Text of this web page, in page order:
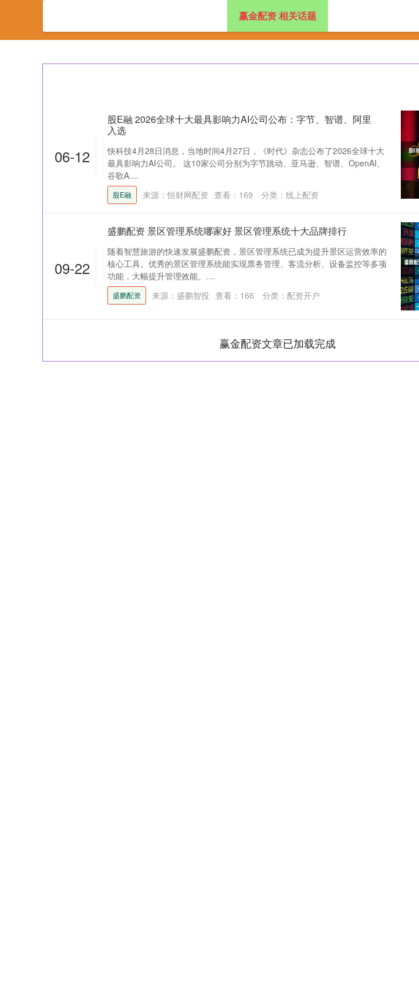
赢金配资 配资开户 线上配资
赢金配资 相关话题
06-12
股E融 2026全球十大最具影响力AI公司公布：字节、智谱、阿里
入选
快科技4月28日消息，当地时间4月27日，《时代》杂志公布了2026全球十大
最具影响力AI公司。 这10家公司分别为字节跳动、亚马逊、智谱、OpenAI、
谷歌A....
股E融 来源：恒财网配资 查看： 169 分类： 线上配资
09-22
盛鹏配资 景区管理系统哪家好 景区管理系统十大品牌排行
随着智慧旅游的快速发展盛鹏配资，景区管理系统已成为提升景区运营效率的
核心工具。优秀的景区管理系统能实现票务管理、客流分析、设备监控等多项
功能，大幅提升管理效能。....
盛鹏配资 来源：盛鹏智投 查看： 166 分类： 配资开户
赢金配资文章已加载完成